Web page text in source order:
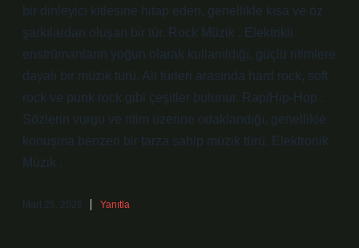
bir dinleyici kitlesine hitap eden, genellikle kısa ve öz
şarkılardan oluşan bir tür. Rock Müzik . Elektrikli
enstrümanların yoğun olarak kullanıldığı, güçlü ritimlere
dayalı bir müzik türü. Alt türleri arasında hard rock, soft
rock ve punk rock gibi çeşitler bulunur. Rap/Hip-Hop .
Sözlerin vurgu ve ritim üzerine odaklandığı, genellikle
konuşma benzeri bir tarza sahip müzik türü. Elektronik
Müzik .
Mart 25, 2026 Yanıtla